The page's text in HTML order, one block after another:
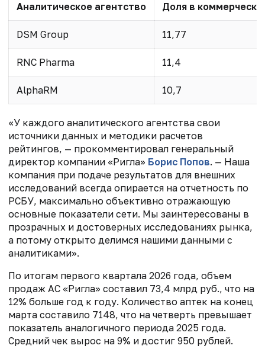
Аналитическое агентство Доля в
DSM Group 11,77
RNC Pharma 11,4
AlphaRM 10,7
«У каждого аналитического агентства свои
источники данных и методики расчетов
рейтингов, — прокомментировал генеральный
директор компании «Ригла» Борис Попов. — Наша
компания при подаче результатов для внешних
исследований всегда опирается на отчетность по
РСБУ, максимально объективно отражающую
основные показатели сети. Мы заинтересованы в
прозрачных и достоверных исследованиях рынка,
а потому открыто делимся нашими данными с
аналитиками».
По итогам первого квартала 2026 года, объем
продаж АС «Ригла» составил 73,4 млрд руб., что на
12% больше год к году. Количество аптек на конец
марта составило 7148, что на четверть превышает
показатель аналогичного периода 2025 года.
Средний чек вырос на 9% и достиг 950 рублей.